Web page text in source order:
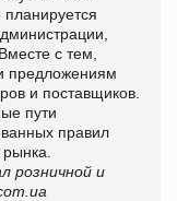
планируется
с тем,
предложениям
и поставщиков.
пути
правил
рынка.
розничной и